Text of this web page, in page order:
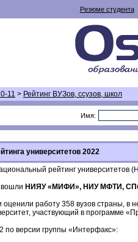
Резюме студента
11 > Рейтинг ВУЗов, ссузов, школ
Имя:
университетов 2022
рейтинг университетов
вошли НИЯУ «МИФИ», НИУ МФТИ,
оценили работу 358 вузов страны,
участвующий в программе
по версии группы «Интерфакс»: